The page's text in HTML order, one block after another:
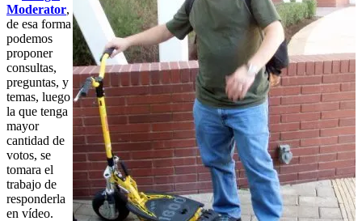
Moderator,
de esa forma
podemos
proponer
consultas,
preguntas, y
temas, luego
la que tenga
mayor
cantidad de
votos, se
tomara el
trabajo de
responderla
en vídeo.